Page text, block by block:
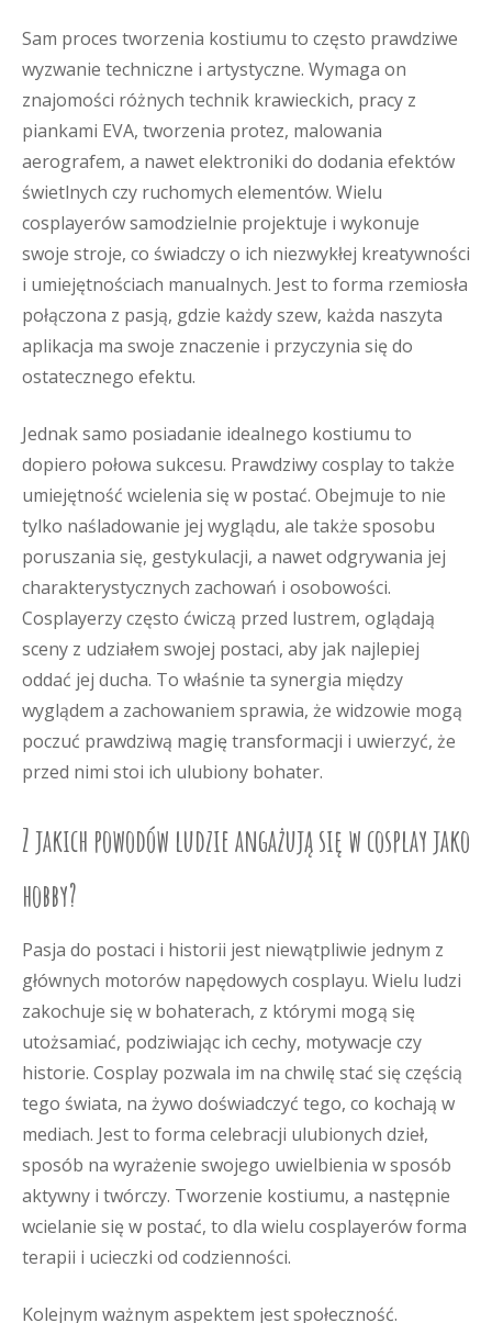
Sam proces tworzenia kostiumu to często prawdziwe
wyzwanie techniczne i artystyczne. Wymaga on
znajomości różnych technik krawieckich, pracy z
piankami EVA, tworzenia protez, malowania
aerografem, a nawet elektroniki do dodania efektów
świetlnych czy ruchomych elementów. Wielu
cosplayerów samodzielnie projektuje i wykonuje
swoje stroje, co świadczy o ich niezwykłej kreatywności
i umiejętnościach manualnych. Jest to forma rzemiosła
połączona z pasją, gdzie każdy szew, każda naszyta
aplikacja ma swoje znaczenie i przyczynia się do
ostatecznego efektu.
Jednak samo posiadanie idealnego kostiumu to
dopiero połowa sukcesu. Prawdziwy cosplay to także
umiejętność wcielenia się w postać. Obejmuje to nie
tylko naśladowanie jej wyglądu, ale także sposobu
poruszania się, gestykulacji, a nawet odgrywania jej
charakterystycznych zachowań i osobowości.
Cosplayerzy często ćwiczą przed lustrem, oglądają
sceny z udziałem swojej postaci, aby jak najlepiej
oddać jej ducha. To właśnie ta synergia między
wyglądem a zachowaniem sprawia, że widzowie mogą
poczuć prawdziwą magię transformacji i uwierzyć, że
przed nimi stoi ich ulubiony bohater.
Z jakich powodów ludzie angażują się w cosplay jako
hobby?
Pasja do postaci i historii jest niewątpliwie jednym z
głównych motorów napędowych cosplayu. Wielu ludzi
zakochuje się w bohaterach, z którymi mogą się
utożsamiać, podziwiając ich cechy, motywacje czy
historie. Cosplay pozwala im na chwilę stać się częścią
tego świata, na żywo doświadczyć tego, co kochają w
mediach. Jest to forma celebracji ulubionych dzieł,
sposób na wyrażenie swojego uwielbienia w sposób
aktywny i twórczy. Tworzenie kostiumu, a następnie
wcielanie się w postać, to dla wielu cosplayerów forma
terapii i ucieczki od codzienności.
Kolejnym ważnym aspektem jest społeczność.